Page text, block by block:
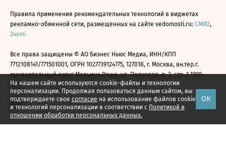
На нашем сайте используются cookie-файлы и технологии
персонализации. Продолжая пользоваться данным сайтом, вы
подтверждаете свое согласие на использование файлов cookie
и технологий персонализации в соответствии с Политикой в
отношении обработки персональных данных.
ОК
Правила применения рекомендательных технологий в виджетах
рекламно-обменной сети, размещенных на сайте vedomosti.ru: СМИ2,
24smi
Все права защищены © АО Бизнес Ньюс Медиа, ИНН/КПП
7712108141/771501001, ОГРН 1027739124775, 127018, г. Москва, вн.тер.г.
муниципальный округ Марьина Роща, ул. Полковая, д. 3, стр. 1 1999—
2026